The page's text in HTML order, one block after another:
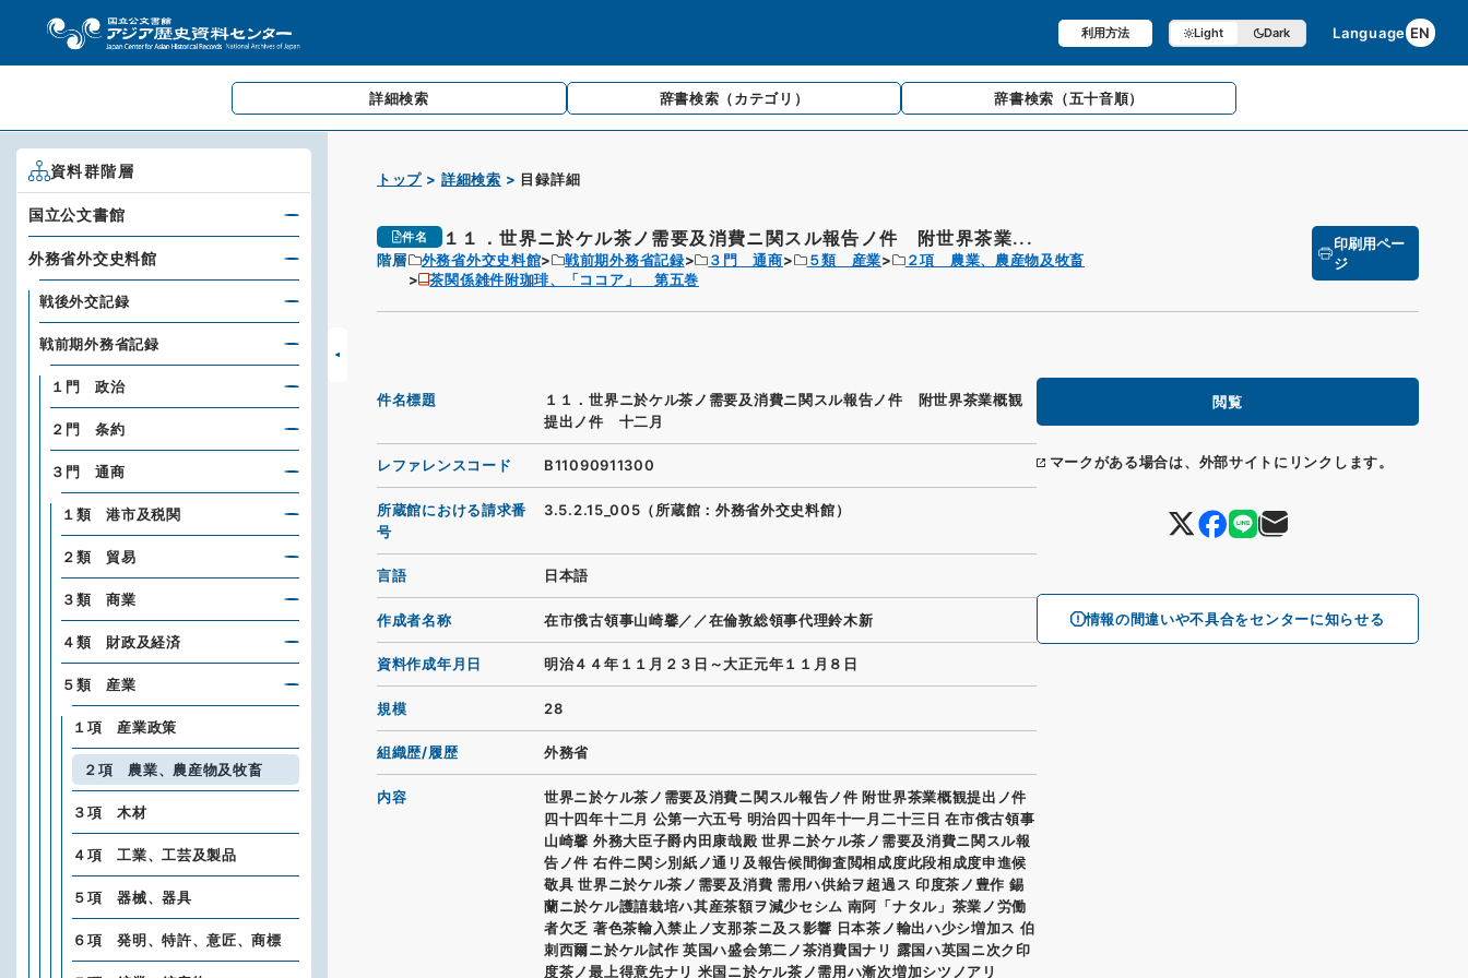
利用方法 Light Dark Language EN
詳細検索 辞書検索 （カテゴリ） 辞書検索 （五十音順）
トップ 詳細検索 目録詳細
件名 １１．世界ニ於ケル茶ノ需要及消費ニ関スル報告ノ件 附世界茶業...
階層 外務省外交史料館 戦前期外務省記録 ３門 通商 ５類 産業
２項 農業、農産物及牧畜
茶関係雑件附珈琲、「ココア」 第五巻
印刷用ペー
ジ
閲覧
マークがある場合は、外部サイトにリンクします。
情報の間違いや不具合をセンターに知らせる
件名標題
１１．世界ニ於ケル茶ノ需要及消費ニ関スル報告ノ件 附世界茶業概観
提出ノ件 十二月
レファレンスコード B11090911300
所蔵館における請求番
号
3.5.2.15_005（所蔵館：外務省外交史料館）
言語 日本語
作成者名称 在市俄古領事山崎馨／／在倫敦総領事代理鈴木新
資料作成年月日 明治４４年１１月２３日～大正元年１１月８日
規模 28
組織歴/履歴 外務省
内容
世界ニ於ケル茶ノ需要及消費ニ関スル報告ノ件 附世界茶業概観提出ノ件
四十四年十二月 公第一六五号 明治四十四年十一月二十三日 在市俄古領事
山崎馨 外務大臣子爵内田康哉殿 世界ニ於ケル茶ノ需要及消費ニ関スル報
告ノ件 右件ニ関シ別紙ノ通リ及報告候間御査閲相成度此段相成度申進候
敬具 世界ニ於ケル茶ノ需要及消費 需用ハ供給ヲ超過ス 印度茶ノ豊作 錫
蘭ニ於ケル護譆栽培ハ其産茶額ヲ減少セシム 南阿「ナタル」茶業ノ労働
者欠乏 著色茶輸入禁止ノ支那茶ニ及ス影響 日本茶ノ輸出ハ少シ増加ス 伯
刺西爾ニ於ケル試作 英国ハ盛会第二ノ茶消費国ナリ 露国ハ英国ニ次ク印
度茶ノ最上得意先ナリ 米国ニ於ケル茶ノ需用ハ漸次増加シツノアリ
資料群階層
国立公文書館
外務省外交史料館
戦後外交記録
戦前期外務省記録
１門 政治
２門 条約
３門 通商
１類 港市及税関
２類 貿易
３類 商業
４類 財政及経済
５類 産業
１項 産業政策
２項 農業、農産物及牧畜
３項 木材
４項 工業、工芸及製品
５項 器械、器具
６項 発明、特許、意匠、商標